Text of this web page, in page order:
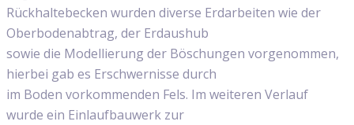
Rückhaltebecken wurden diverse Erdarbeiten wie der
Oberbodenabtrag, der Erdaushub
sowie die Modellierung der Böschungen vorgenommen,
hierbei gab es Erschwernisse durch
im Boden vorkommenden Fels. Im weiteren Verlauf
wurde ein Einlaufbauwerk zur